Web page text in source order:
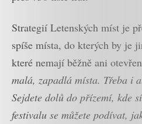
Strategií Letenských míst je
spíše místa, do kterých by je
které nemají běžně ani
malá, zapadlá místa. Třeba i
Sejdete dolů do přízemí, kde
festivalu se můžete podívat,